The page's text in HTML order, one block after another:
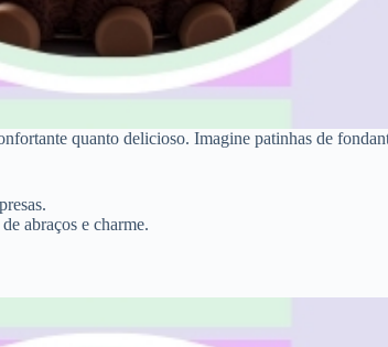
quanto delicioso. Imagine patinhas de
abraços e charme.